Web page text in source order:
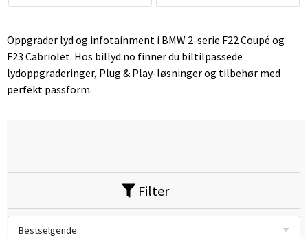
Oppgrader lyd og infotainment i BMW 2-serie F22 Coupé og
F23 Cabriolet. Hos billyd.no finner du biltilpassede
lydoppgraderinger, Plug & Play-løsninger og tilbehør med
perfekt passform.
Filter
Bestselgende